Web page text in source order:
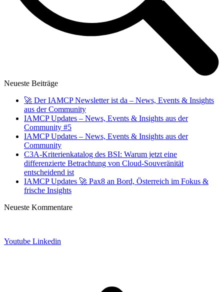
Neueste Beiträge
🚀 Der IAMCP Newsletter ist da – News, Events & Insights
aus der Community
IAMCP Updates – News, Events & Insights aus der
Community #5
IAMCP Updates – News, Events & Insights aus der
Community
C3A-Kriterienkatalog des BSI: Warum jetzt eine
differenzierte Betrachtung von Cloud-Souveränität
entscheidend ist
IAMCP Updates 🚀 Pax8 an Bord, Österreich im Fokus &
frische Insights
Neueste Kommentare
Youtube Linkedin